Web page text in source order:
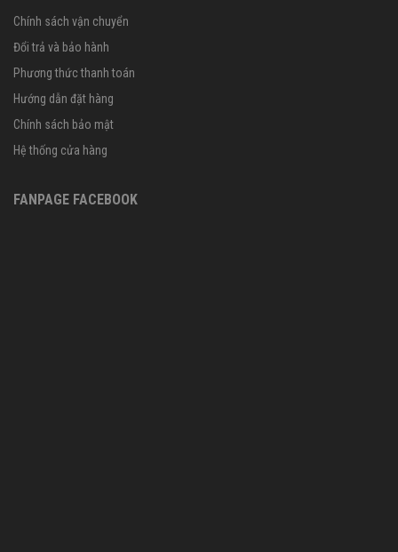
Chính sách vận chuyển
Đổi trả và bảo hành
Phương thức thanh toán
Hướng dẫn đặt hàng
Chính sách bảo mật
Hệ thống cửa hàng
FANPAGE FACEBOOK